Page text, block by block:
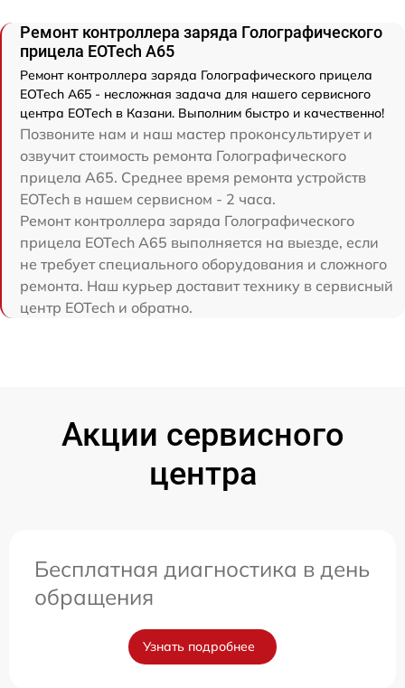
Ремонт контроллера заряда Голографического
прицела EOTech A65
Ремонт контроллера заряда Голографического прицела
EOTech A65 - несложная задача для нашего сервисного
центра EOTech в Казани. Выполним быстро и качественно!
Позвоните нам и наш мастер проконсультирует и
озвучит стоимость ремонта Голографического
прицела A65. Среднее время ремонта устройств
EOTech в нашем сервисном - 2 часа.
Ремонт контроллера заряда Голографического
прицела EOTech A65 выполняется на выезде, если
не требует специального оборудования и сложного
ремонта. Наш курьер доставит технику в сервисный
центр EOTech и обратно.
Акции сервисного
центра
Бесплатная диагностика в день
обращения
Узнать подробнее